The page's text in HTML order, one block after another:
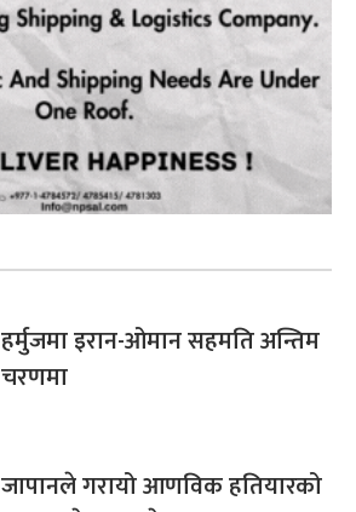
हर्मुजमा इरान-ओमान सहमति अन्तिम
चरणमा
जापानले गरायो आणविक हतियारको